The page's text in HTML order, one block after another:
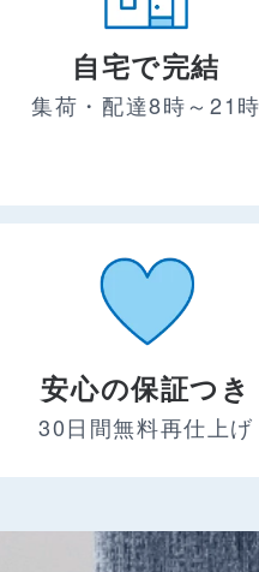
自宅で完結
集荷・配達8時～21時
安心の保証つき
30日間無料再仕上げ